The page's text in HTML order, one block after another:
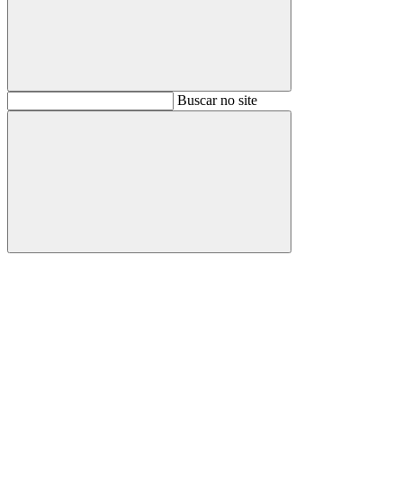
BuscarBuscar no site
Buscar